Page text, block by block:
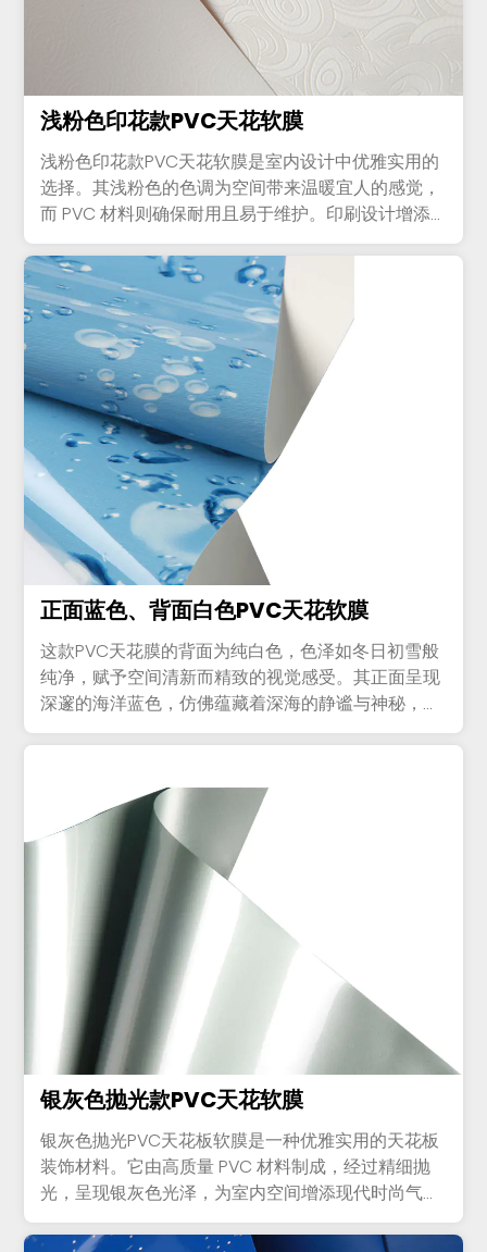
浅粉色印花款PVC天花软膜
浅粉色印花款PVC天花软膜是室内设计中优雅实用的
选择。其浅粉色的色调为空间带来温暖宜人的感觉，
而 PVC 材料则确保耐用且易于维护。印刷设计增添
了一丝精致。无...
正面蓝色、背面白色PVC天花软膜
这款PVC天花膜的背面为纯白色，色泽如冬日初雪般
纯净，赋予空间清新而精致的视觉感受。其正面呈现
深邃的海洋蓝色，仿佛蕴藏着深海的静谧与神秘，引
人遐想。膜材本身坚韧...
银灰色抛光款PVC天花软膜
银灰色抛光PVC天花板软膜是一种优雅实用的天花板
装饰材料。它由高质量 PVC 材料制成，经过精细抛
光，呈现银灰色光泽，为室内空间增添现代时尚气
息。这种柔软...